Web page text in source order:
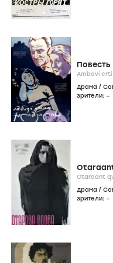
драма /
зрители: –
драма /
зрители: –